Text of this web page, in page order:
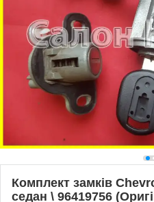
Комплект замків
седан \ 96419756